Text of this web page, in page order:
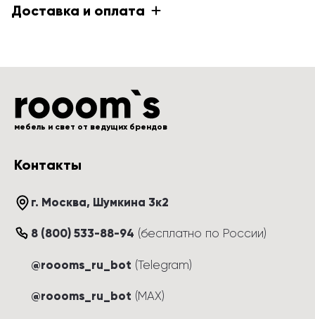
Доставка и оплата
мебель и свет от ведущих брендов
Контакты
г. Москва, Шумкина 3к2
8 (800) 533-88-94 (бесплатно по России)
@roooms_ru_bot (Telegram)
@roooms_ru_bot (MAX)